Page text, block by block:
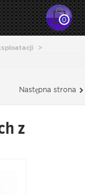
0
>
Następna strona
z